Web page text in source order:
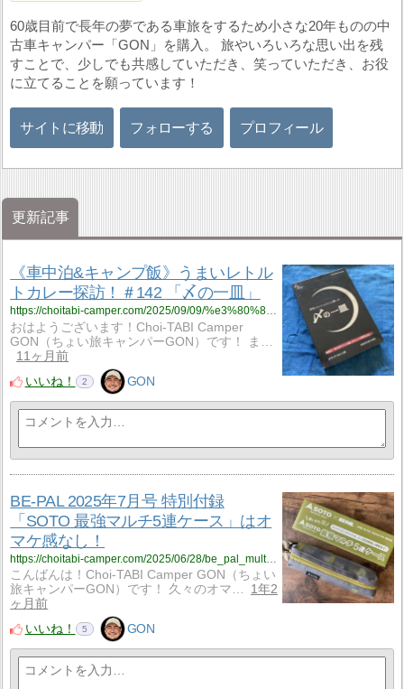
60歳目前で長年の夢である車旅をするため小さな20年ものの中
古車キャンパー「GON」を購入。 旅やいろいろな思い出を残
すことで、少しでも共感していただき、笑っていただき、お役
に立てることを願っています！
サイトに移動 フォローする プロフィール
更新記事
《車中泊&キャンプ飯》うまいレトル
トカレー探訪！＃142 「〆の一皿」
https://choitabi-camper.com/2025/09/09/%e3%80%8a%e8%bb%8a%e4%b8%ad%e6%b3%8a%e3%82%ad%e3%83%a3%e3%83%b3%e3%83%97%e9%a3%af%e3%80%8b%e3%81%86%e3%81%be%e3%81%84%e3%83%ac%e3%83%88%e3%83%ab%e3%83%88%e3%82%ab%e3%83%ac%e3%83%bc%e6%8e%a2/?utm_source=rss&utm_medium=rss&utm_campaign=%25e3%2580%258a%25e8%25bb%258a%25e4%25b8%25ad%25e6%25b3%258a%25e3%2582%25ad%25e3%2583%25a3%25e3%2583%25b3%25e3%2583%2597%25e9%25a3%25af%25e3%2580%258b%25e3%2581%2586%25e3%2581%25be%25e3%2581%2584%25e3%2583%25ac%25e3%2583%2588%25e3%2583%25ab%25e3%2583%2588%25e3%2582%25ab%25e3%2583%25ac%25e3%2583%25bc%25e6%258e%25a2
おはようございます！Choi-TABI Camper
GON（ちょい旅キャンパーGON）です！ ま…
11ヶ月前
いいね！
2 GON
BE-PAL 2025年7月号 特別付録
「SOTO 最強マルチ5連ケース」はオ
マケ感なし！
https://choitabi-camper.com/2025/06/28/be_pal_multi_5p_case_soto/?utm_source=rss&utm_medium=rss&utm_campaign=be_pal_multi_5p_case_soto
こんばんは！Choi-TABI Camper GON（ちょい
旅キャンパーGON）です！ 久々のオマ…
1年2
ヶ月前
いいね！
5 GON